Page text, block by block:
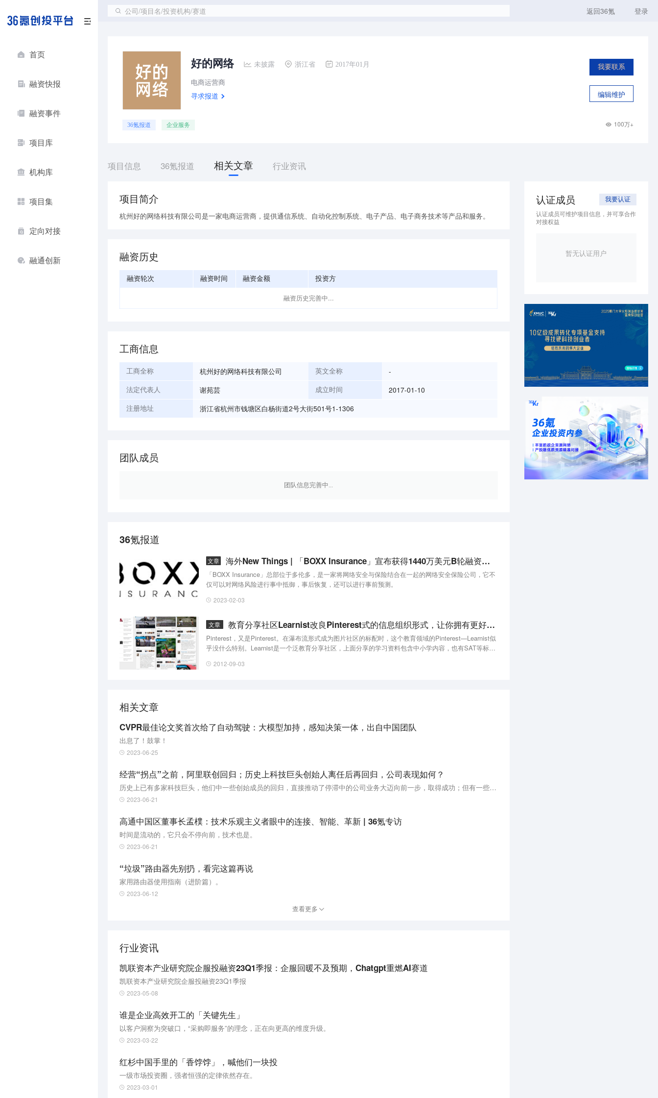
首页
融资快报
融资事件
项目库
机构库
项目集
定向对接
融通创新
公司/项目名/投资机构/赛道 返回36氪 登录
好的网络 未披露 浙江省 2017年01月
电商运营商
寻求报道
我要联系
编辑维护
36氪报道 企业服务 100万+
项目信息 36氪报道 相关文章 行业资讯
项目简介
杭州好的网络科技有限公司是一家电商运营商，提供通信系统、自动化控制系统、电子产品、电子商务技术等产品和服务。
融资历史
融资轮次 融资时间 融资金额 投资方
融资历史完善中...
工商信息
工商全称 杭州好的网络科技有限公司 英文全称 -
法定代表人 谢苑芸 成立时间 2017-01-10
注册地址 浙江省杭州市钱塘区白杨街道2号大街501号1-1306
团队成员
团队信息完善中...
36氪报道
文章 海外New Things | 「BOXX Insurance」宣布获得1440万美元B轮融资，为中小企业和消费者提供最好的网络安全保险服务
「BOXX Insurance」总部位于多伦多，是一家将网络安全与保险结合在一起的网络安全保险公司，它不
仅可以对网络风险进行事中抵御，事后恢复，还可以进行事前预测。
2023-02-03
文章 教育分享社区Learnist改良Pinterest式的信息组织形式，让你拥有更好的网络教科书
Pinterest，又是Pinterest。在瀑布流形式成为图片社区的标配时，这个教育领域的Pinterest—Learnist似
乎没什么特别。Learnist是一个泛教育分享社区，上面分享的学习资料包含中小学内容，也有SAT等标准
学习资料的收集和分享时绽放了新的光彩。 Learnist最近也推出了iOS客户端。
2012-09-03
相关文章
CVPR最佳论文奖首次给了自动驾驶：大模型加持，感知决策一体，出自中国团队
出息了！鼓掌！
2023-06-25
经营“拐点”之前，阿里联创回归；历史上科技巨头创始人离任后再回归，公司表现如何？
历史上已有多家科技巨头，他们中一些创始成员的回归，直接推动了停滞中的公司业务大迈向前一步，取得成功；但有一些实例中，即便创始人回归，公司也无法扭转局势，最终走向衰败。
2023-06-21
高通中国区董事长孟樸：技术乐观主义者眼中的连接、智能、革新 | 36氪专访
时间是流动的，它只会不停向前，技术也是。
2023-06-21
“垃圾”路由器先别扔，看完这篇再说
家用路由器使用指南（进阶篇）。
2023-06-12
查看更多
行业资讯
凯联资本产业研究院企服投融资23Q1季报：企服回暖不及预期，Chatgpt重燃AI赛道
凯联资本产业研究院企服投融资23Q1季报
2023-05-08
谁是企业高效开工的「关键先生」​
以客户洞察为突破口，“采购即服务”的理念，正在向更高的维度升级。
2023-03-22
红杉中国手里的「香饽饽」，喊他们一块投
一级市场投资圈，强者恒强的定律依然存在。
2023-03-01
认证成员 我要认证
认证成员可维护项目信息，并可享合作
对接权益
暂无认证用户